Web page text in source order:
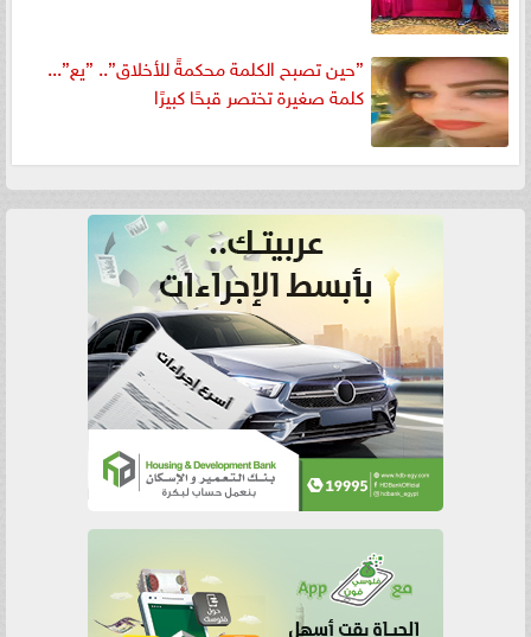
”حين تصبح الكلمة محكمةً للأخلاق”.. ”يع”...
كلمة صغيرة تختصر قبحًا كبيرًا